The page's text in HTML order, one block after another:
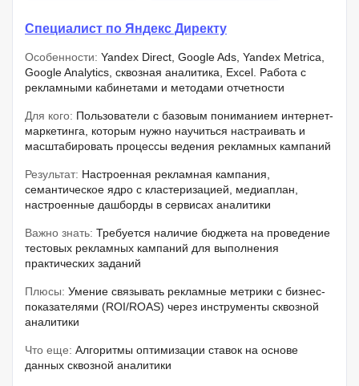
Специалист по Яндекс Директу
Особенности: Yandex Direct, Google Ads, Yandex Metrica,
Google Analytics, сквозная аналитика, Excel. Работа с
рекламными кабинетами и методами отчетности
Для кого: Пользователи с базовым пониманием интернет-
маркетинга, которым нужно научиться настраивать и
масштабировать процессы ведения рекламных кампаний
Результат: Настроенная рекламная кампания,
семантическое ядро с кластеризацией, медиаплан,
настроенные дашборды в сервисах аналитики
Важно знать: Требуется наличие бюджета на проведение
тестовых рекламных кампаний для выполнения
практических заданий
Плюсы: Умение связывать рекламные метрики с бизнес-
показателями (ROI/ROAS) через инструменты сквозной
аналитики
Что еще: Алгоритмы оптимизации ставок на основе
данных сквозной аналитики